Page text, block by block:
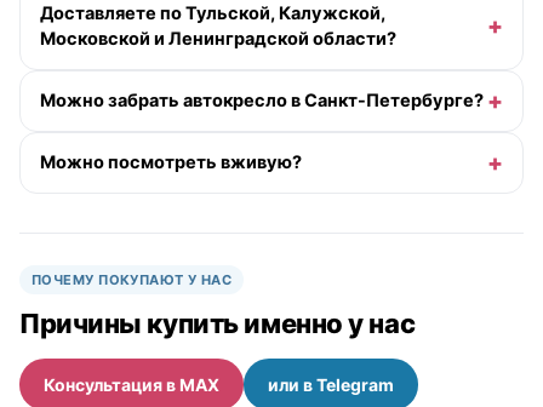
Доставляете по Тульской, Калужской,
Московской и Ленинградской области?
Можно забрать автокресло в Санкт-Петербурге?
Можно посмотреть вживую?
ПОЧЕМУ ПОКУПАЮТ У НАС
Причины купить именно у нас
Консультация в MAX или в Telegram